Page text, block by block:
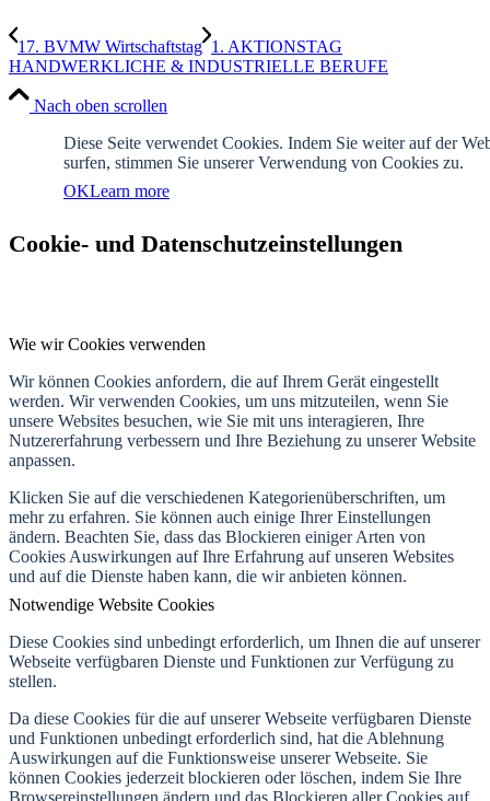
17. BVMW Wirtschaftstag 1. AKTIONSTAG
HANDWERKLICHE & INDUSTRIELLE BERUFE
Nach oben scrollen
Diese Seite verwendet Cookies. Indem Sie weiter auf der
surfen, stimmen Sie unserer Verwendung von Cookies zu.
OKLearn more
Cookie- und Datenschutzeinstellungen
Wie wir Cookies verwenden
Wir können Cookies anfordern, die auf Ihrem Gerät eingestellt
werden. Wir verwenden Cookies, um uns mitzuteilen, wenn Sie
unsere Websites besuchen, wie Sie mit uns interagieren, Ihre
Nutzererfahrung verbessern und Ihre Beziehung zu unserer Website
anpassen.
Klicken Sie auf die verschiedenen Kategorienüberschriften, um
mehr zu erfahren. Sie können auch einige Ihrer Einstellungen
ändern. Beachten Sie, dass das Blockieren einiger Arten von
Cookies Auswirkungen auf Ihre Erfahrung auf unseren Websites
und auf die Dienste haben kann, die wir anbieten können.
Notwendige Website Cookies
Diese Cookies sind unbedingt erforderlich, um Ihnen die auf unserer
Webseite verfügbaren Dienste und Funktionen zur Verfügung zu
stellen.
Da diese Cookies für die auf unserer Webseite verfügbaren Dienste
und Funktionen unbedingt erforderlich sind, hat die Ablehnung
Auswirkungen auf die Funktionsweise unserer Webseite. Sie
können Cookies jederzeit blockieren oder löschen, indem Sie Ihre
Browsereinstellungen ändern und das Blockieren aller Cookies auf